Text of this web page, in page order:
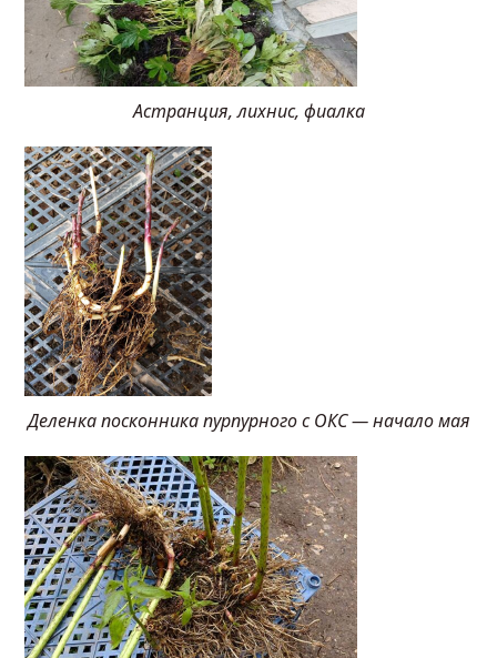
Астранция, лихнис, фиалка
Деленка посконника пурпурного с ОКС — начало мая